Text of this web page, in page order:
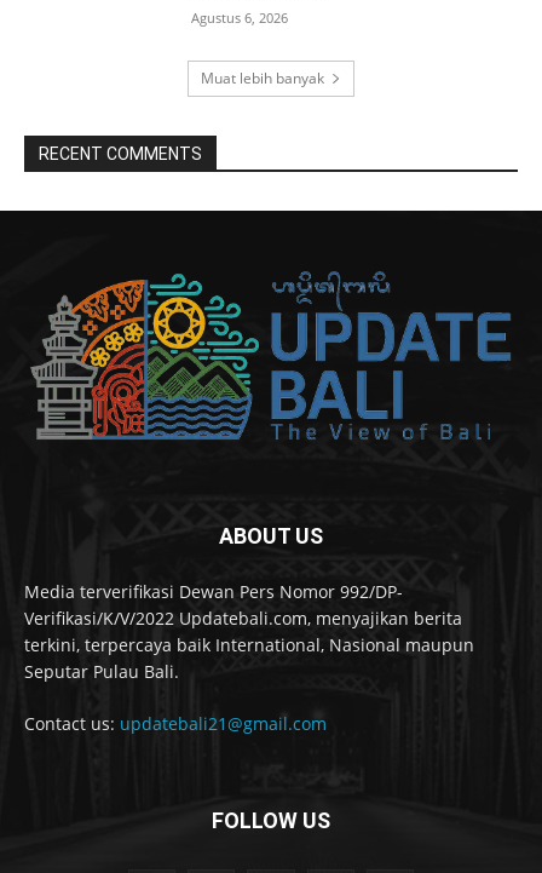
Agustus 6, 2026
Muat lebih banyak
RECENT COMMENTS
ABOUT US
Media terverifikasi Dewan Pers Nomor 992/DP-
Verifikasi/K/V/2022 Updatebali.com, menyajikan berita
terkini, terpercaya baik International, Nasional maupun
Seputar Pulau Bali.
Contact us: updatebali21@gmail.com
FOLLOW US